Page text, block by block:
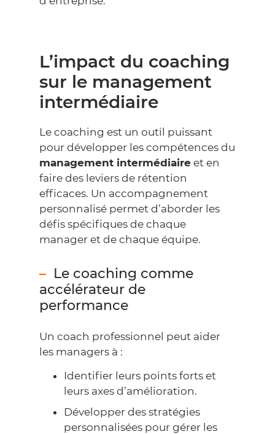
L’impact du coaching
sur le management
intermédiaire
Le coaching est un outil puissant
pour développer les compétences du
management intermédiaire et en
faire des leviers de rétention
efficaces. Un accompagnement
personnalisé permet d’aborder les
défis spécifiques de chaque
manager et de chaque équipe.
Le coaching comme
accélérateur de
performance
Un coach professionnel peut aider
les managers à :
Identifier leurs points forts et
leurs axes d’amélioration.
Développer des stratégies
personnalisées pour gérer les